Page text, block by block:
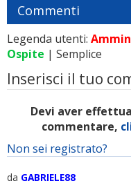
Commenti
Legenda utenti:
Ospite | Semplice
Inserisci il tuo
Devi aver
commentare,
Non sei registrato?
da GABRIELE88